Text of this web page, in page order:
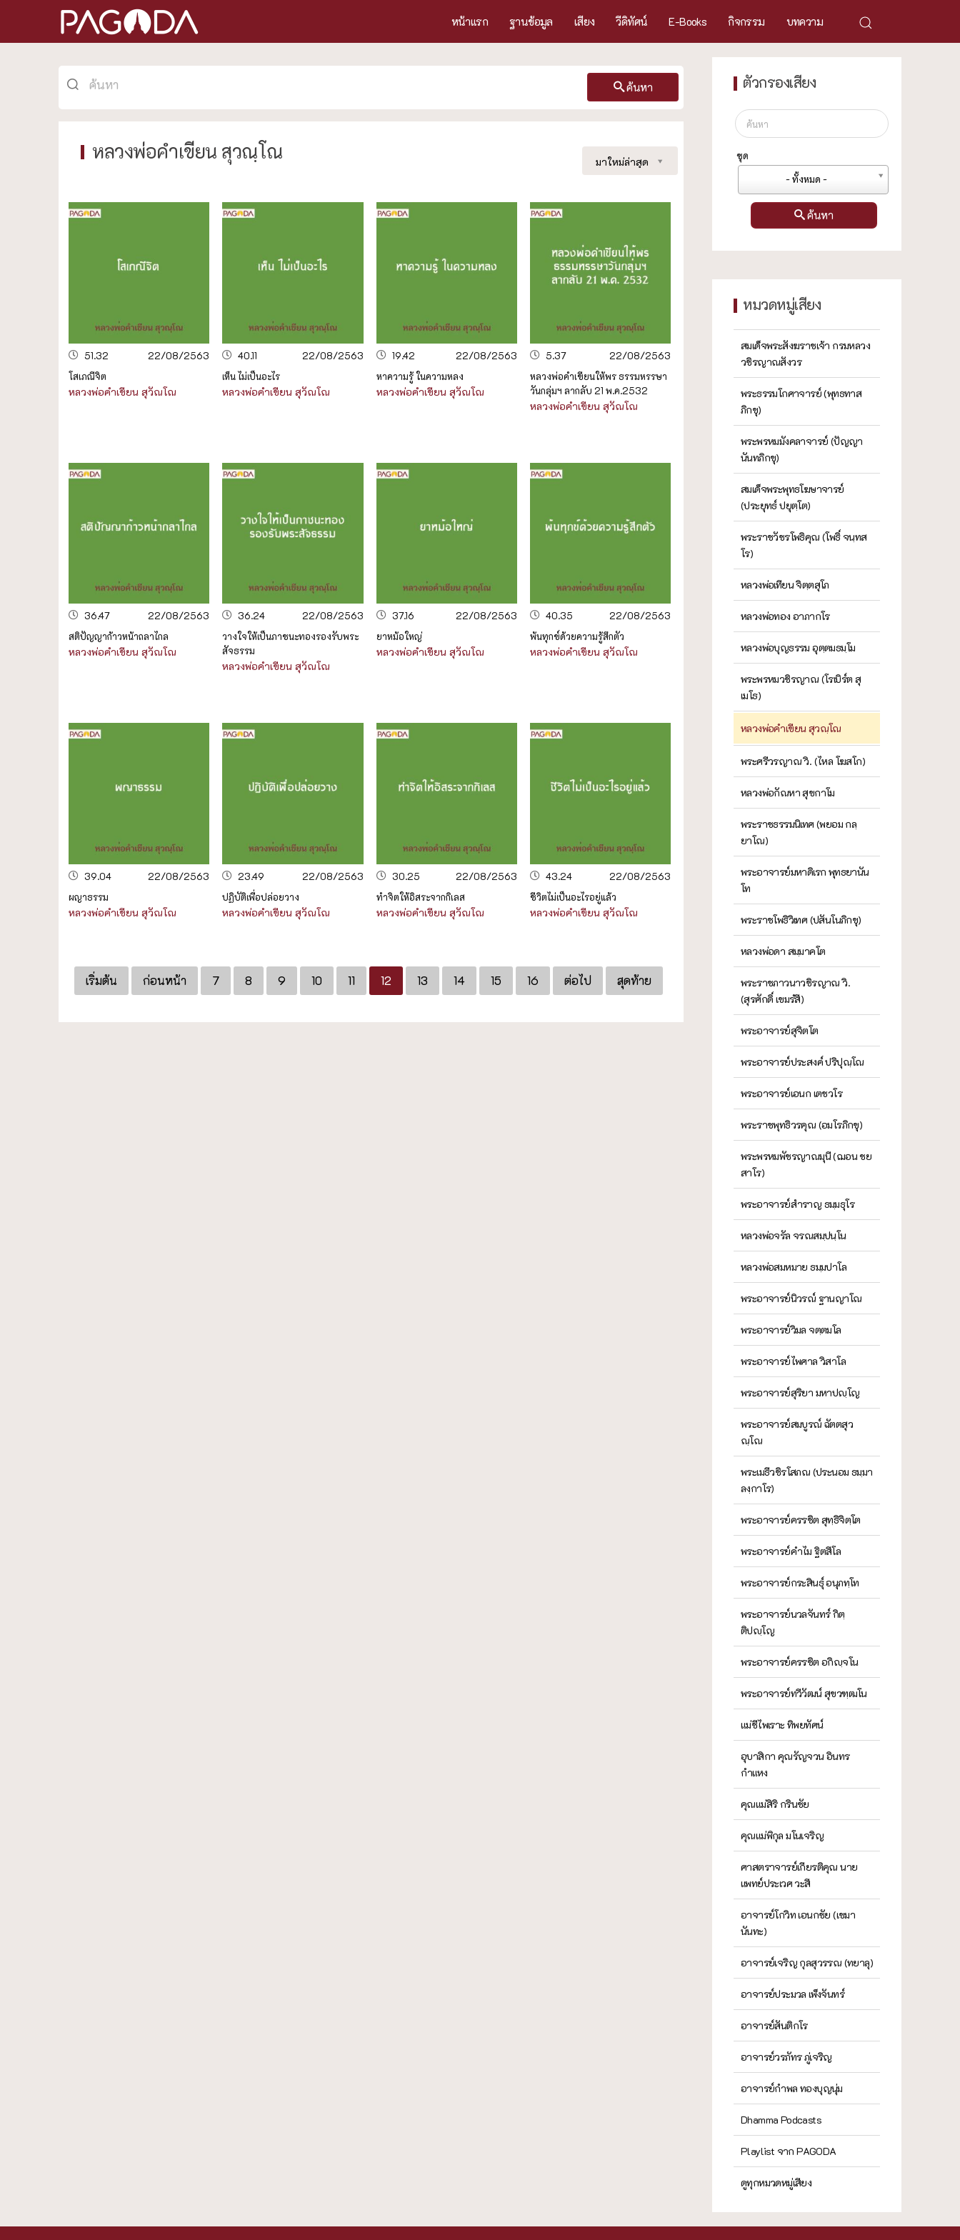
หน้าแรก ฐานข้อมูล เสียง วีดิทัศน์ E-Books กิจกรรม บทความ
หลวงพ่อคำเขียน สุวณฺโณ
ค้นหา
มาใหม่ล่าสุด
51.32
22/08/2563
โสเภณีจิต
หลวงพ่อคำเขียน สุวัณโณ
40.11
22/08/2563
เห็น ไม่เป็นอะไร
หลวงพ่อคำเขียน สุวัณโณ
19.42
22/08/2563
หาความรู้ ในความหลง
หลวงพ่อคำเขียน สุวัณโณ
5.37
22/08/2563
หลวงพ่อคำเขียนให้พร ธรรมหรรษา
วันกลุ่มฯ ลากลับ 21 พ.ค.2532
หลวงพ่อคำเขียน สุวัณโณ
36.47
22/08/2563
สติปัญญาก้าวหน้าถลาไกล
หลวงพ่อคำเขียน สุวัณโณ
36.24
22/08/2563
วางใจให้เป็นภาชนะทองรองรับพระ
สัจธรรม
หลวงพ่อคำเขียน สุวัณโณ
37.16
22/08/2563
ยาหม้อใหญ่
หลวงพ่อคำเขียน สุวัณโณ
40.35
22/08/2563
พ้นทุกข์ด้วยความรู้สึกตัว
หลวงพ่อคำเขียน สุวัณโณ
39.04
22/08/2563
ผญาธรรม
หลวงพ่อคำเขียน สุวัณโณ
23.49
22/08/2563
ปฏิบัติเพื่อปล่อยวาง
หลวงพ่อคำเขียน สุวัณโณ
30.25
22/08/2563
ทำจิตให้อิสระจากกิเลส
หลวงพ่อคำเขียน สุวัณโณ
43.24
22/08/2563
ชีวิตไม่เป็นอะไรอยู่แล้ว
หลวงพ่อคำเขียน สุวัณโณ
เริ่มต้น ก่อนหน้า 7 8 9 10 11 12 13 14 15 16 ต่อไป สุดท้าย
ตัวกรองเสียง
ชุด
- ทั้งหมด -
ค้นหา
หมวดหมู่เสียง
สมเด็จพระสังฆราชเจ้า กรมหลวง
วชิรญาณสังวร
พระธรรมโกศาจารย์ (พุทธทาส
ภิกขุ)
พระพรหมมังคลาจารย์ (ปัญญา
นันทภิกขุ)
สมเด็จพระพุทธโฆษาจารย์
(ประยุทธ์ ปยุตฺโต)
พระราชวัชรโพธิคุณ (โพธิ์ จนฺทส
โร)
หลวงพ่อเทียน จิตฺตสุโภ
หลวงพ่อทอง อาภากโร
หลวงพ่อบุญธรรม อุตฺตมธมฺโม
พระพรหมวชิรญาณ (โรเบิร์ต สุ
เมโธ)
หลวงพ่อคำเขียน สุวณฺโณ
พระศรีวรญาณ วิ. (ไหล โฆสโก)
หลวงพ่อกัณหา สุขกาโม
พระราชธรรมนิเทศ (พยอม กลฺ
ยาโณ)
พระอาจารย์มหาดิเรก พุทธยานัน
โท
พระราชโพธิวิเทศ (ปสันโนภิกขุ)
หลวงพ่อดา สมฺมาคโต
พระราชภาวนาวชิรญาณ วิ.
(สุรศักดิ์ เขมรํสี)
พระอาจารย์สุจิตโต
พระอาจารย์ประสงค์ ปริปุณฺโณ
พระอาจารย์เอนก เตชวโร
พระราชพุทธิวรคุณ (อมโรภิกขุ)
พระพรหมพัชรญาณมุนี (ฌอน ชย
สาโร)
พระอาจารย์สำราญ ธมฺมธุโร
หลวงพ่อจรัล จรณสมฺปนฺโน
หลวงพ่อสมหมาย ธมฺมปาโล
พระอาจารย์นิวรณ์ ฐานญาโณ
พระอาจารย์วิมล จตฺตมโล
พระอาจารย์ไพศาล วิสาโล
พระอาจารย์สุริยา มหาปญฺโญ
พระอาจารย์สมบูรณ์ ฉัตตสุว
ณฺโณ
พระเมธีวชิรโสภณ (ประนอม ธมฺมา
ลงฺกาโร)
พระอาจารย์ครรชิต สุทฺธิจิตฺโต
พระอาจารย์คำไม ฐิตสีโล
พระอาจารย์กระสินธุ์ อนุภทฺโท
พระอาจารย์นวลจันทร์ กิตฺ
ติปญฺโญ
พระอาจารย์ครรชิต อกิญฺจโน
พระอาจารย์ทวีวัฒน์ สุขวฑฺฒโน
แม่ชีไพเราะ ทิพยทัศน์
อุบาสิกา คุณรัญจวน อินทร
กำแหง
คุณแม่สิริ กรินชัย
คุณแม่พิกุล มโนเจริญ
ศาสตราจารย์เกียรติคุณ นาย
แพทย์ประเวศ วะสี
อาจารย์โกวิท เอนกชัย (เขมา
นันทะ)
อาจารย์เจริญ กุลสุวรรณ (ทยาลุ)
อาจารย์ประมวล เพ็งจันทร์
อาจารย์สันติกโร
อาจารย์วรภัทร ภู่เจริญ
อาจารย์กำพล ทองบุญนุ่ม
Dhamma Podcasts
Playlist จาก PAGODA
ดูทุกหมวดหมู่เสียง